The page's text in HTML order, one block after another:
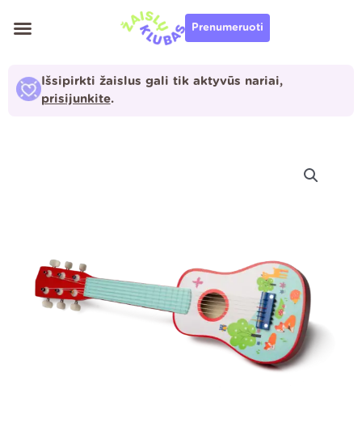
prie
Prenumeruoti
Išsipirkti žaislus gali tik aktyvūs nariai,
prisijunkite.